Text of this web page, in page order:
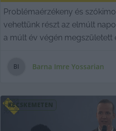
Problémaérzékeny és
vehettünk részt az elmúlt
a múlt év végén megszületett
BI Barna Imre Yossarian
KECSKEMÉTEN